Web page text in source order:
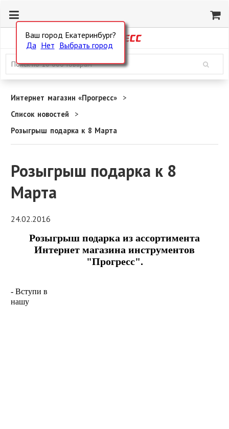
Ваш город Екатеринбург?
Да Нет Выбрать город
Интернет магазин «Прогресс»
Список новостей
Розыгрыш подарка к 8 Марта
Розыгрыш подарка к 8
Марта
24.02.2016
Розыгрыш подарка из ассортимента
Интернет магазина инструментов
"Прогресс".
- Вступи в
нашу